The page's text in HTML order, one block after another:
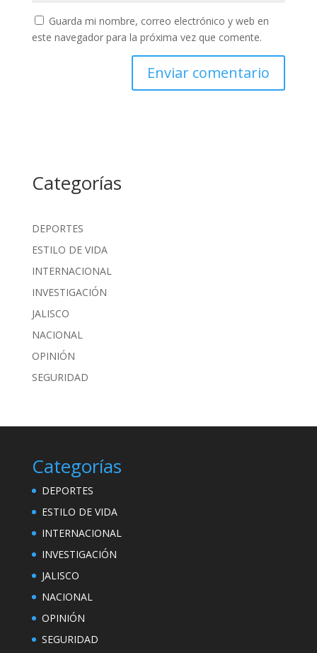
Guarda mi nombre, correo electrónico y web en
este navegador para la próxima vez que comente.
Categorías
DEPORTES
ESTILO DE VIDA
INTERNACIONAL
INVESTIGACIÓN
JALISCO
NACIONAL
OPINIÓN
SEGURIDAD
Categorías
DEPORTES
ESTILO DE VIDA
INTERNACIONAL
INVESTIGACIÓN
JALISCO
NACIONAL
OPINIÓN
SEGURIDAD